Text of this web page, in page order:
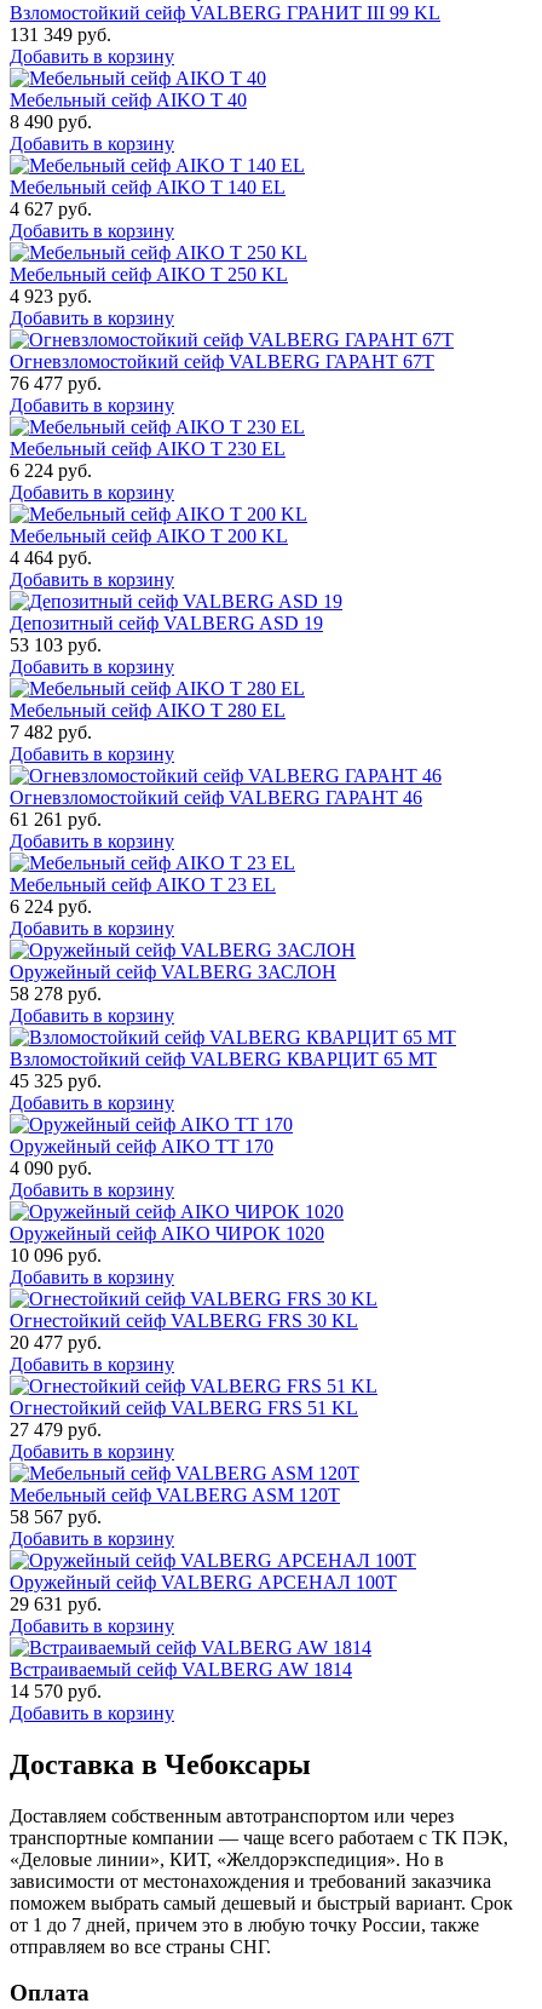
Взломостойкий сейф VALBERG ГРАНИТ III 99 KL
131 349 руб.
Добавить в корзину
Мебельный сейф AIKO Т 40
8 490 руб.
Добавить в корзину
Мебельный сейф AIKO T 140 EL
4 627 руб.
Добавить в корзину
Мебельный сейф AIKO T 250 KL
4 923 руб.
Добавить в корзину
Огневзломостойкий сейф VALBERG ГАРАНТ 67T
76 477 руб.
Добавить в корзину
Мебельный сейф AIKO T 230 EL
6 224 руб.
Добавить в корзину
Мебельный сейф AIKO T 200 KL
4 464 руб.
Добавить в корзину
Депозитный сейф VALBERG ASD 19
53 103 руб.
Добавить в корзину
Мебельный сейф AIKO T 280 EL
7 482 руб.
Добавить в корзину
Огневзломостойкий сейф VALBERG ГАРАНТ 46
61 261 руб.
Добавить в корзину
Мебельный сейф AIKO Т 23 EL
6 224 руб.
Добавить в корзину
Оружейный сейф VALBERG ЗАСЛОН
58 278 руб.
Добавить в корзину
Взломостойкий сейф VALBERG КВАРЦИТ 65 МТ
45 325 руб.
Добавить в корзину
Оружейный сейф AIKO TT 170
4 090 руб.
Добавить в корзину
Оружейный сейф AIKO ЧИРОК 1020
10 096 руб.
Добавить в корзину
Огнестойкий сейф VALBERG FRS 30 KL
20 477 руб.
Добавить в корзину
Огнестойкий сейф VALBERG FRS 51 KL
27 479 руб.
Добавить в корзину
Мебельный сейф VALBERG ASM 120T
58 567 руб.
Добавить в корзину
Оружейный сейф VALBERG АРСЕНАЛ 100Т
29 631 руб.
Добавить в корзину
Встраиваемый сейф VALBERG AW 1814
14 570 руб.
Добавить в корзину
Доставка в Чебоксары
Доставляем собственным автотранспортом или через
транспортные компании — чаще всего работаем с ТК ПЭК,
«Деловые линии», КИТ, «Желдорэкспедиция». Но в
зависимости от местонахождения и требований заказчика
поможем выбрать самый дешевый и быстрый вариант. Срок
от 1 до 7 дней, причем это в любую точку России, также
отправляем во все страны СНГ.
Оплата